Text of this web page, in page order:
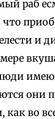
раб
что
и
они
во